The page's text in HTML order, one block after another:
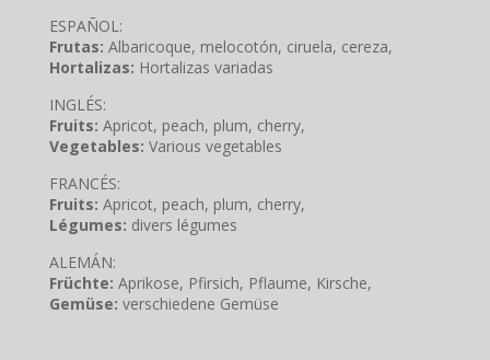
ESPAÑOL:
Frutas: Albaricoque, melocotón, ciruela, cereza,
Hortalizas: Hortalizas variadas
INGLÉS:
Fruits: Apricot, peach, plum, cherry,
Vegetables: Various vegetables
FRANCÉS:
Fruits: Apricot, peach, plum, cherry,
Légumes: divers légumes
ALEMÁN:
Früchte: Aprikose, Pfirsich, Pflaume, Kirsche,
Gemüse: verschiedene Gemüse